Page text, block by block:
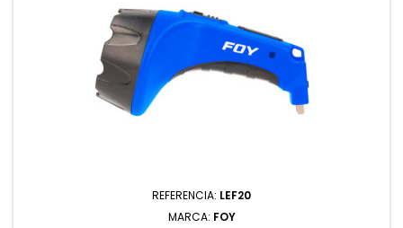
REFERENCIA: LEF20
MARCA: FOY